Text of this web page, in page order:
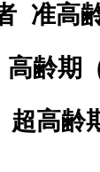
准
高齢
高齢